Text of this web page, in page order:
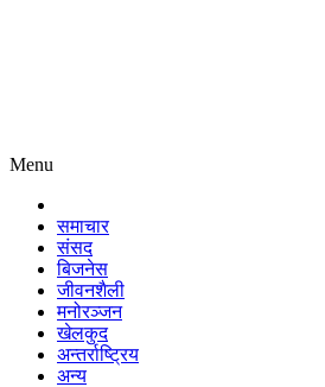
Menu
समाचार
संसद
बिजनेस
जीवनशैली
मनोरञ्जन
खेलकुद
अन्तर्राष्ट्रिय
अन्य